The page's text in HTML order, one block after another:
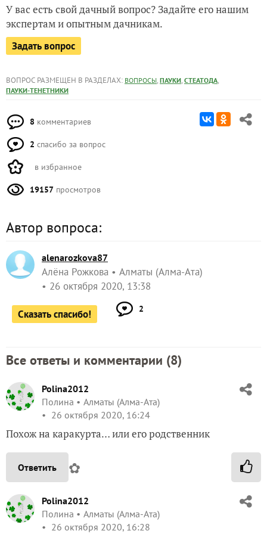
У вас есть свой дачный вопрос? Задайте его нашим
экспертам и опытным дачникам.
Задать вопрос
ВОПРОС РАЗМЕЩЕН В РАЗДЕЛАХ: ВОПРОСЫ, ПАУКИ, СТЕАТОДА,
ПАУКИ-ТЕНЕТНИКИ
8 комментариев
2 спасибо за вопрос
в избранное
19157 просмотров
Автор вопроса:
alenarozkova87
Алёна Рожкова
Алматы (Алма-Ата)
26 октября 2020, 13:38
Сказать спасибо! 2
Все ответы и комментарии (8)
Polina2012
Полина
Алматы (Алма-Ата)
26 октября 2020, 16:24
Похож на каракурта… или его родственник
Ответить ✿
Polina2012
Полина
Алматы (Алма-Ата)
26 октября 2020, 16:28